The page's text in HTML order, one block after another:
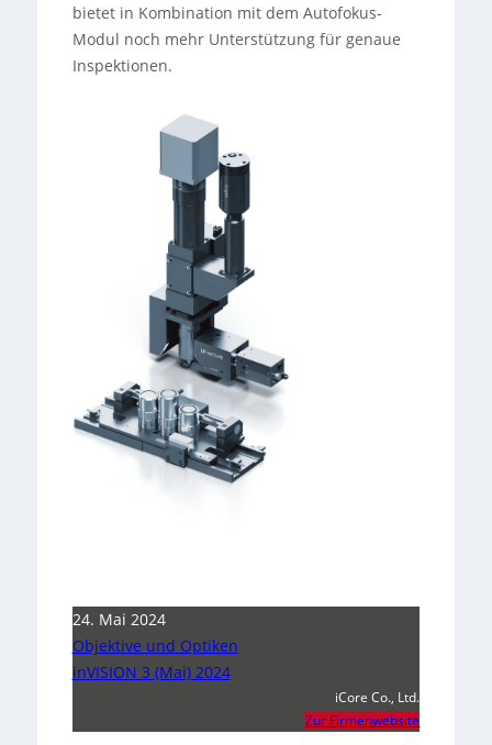
bietet in Kombination mit dem Autofokus-
Modul noch mehr Unterstützung für genaue
Inspektionen.
24. Mai 2024
Objektive und Optiken
inVISION 3 (Mai) 2024
iCore Co., Ltd.
Zur Firmenwebsite